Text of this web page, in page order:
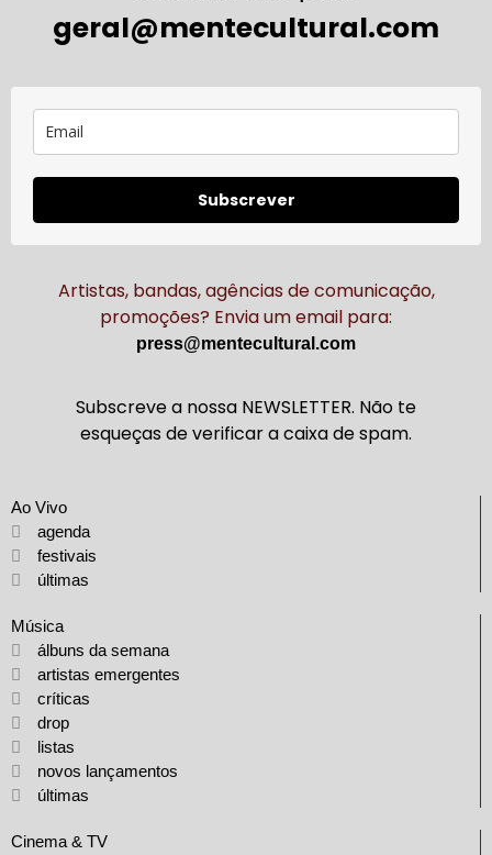
geral@mentecultural.com
Subscrever
Artistas, bandas, agências de comunicação,
promoções? Envia um email para:
press@mentecultural.com
Subscreve a nossa NEWSLETTER. Não te
esqueças de verificar a caixa de spam.
Ao Vivo
agenda
festivais
últimas
Música
álbuns da semana
artistas emergentes
críticas
drop
listas
novos lançamentos
últimas
Cinema & TV